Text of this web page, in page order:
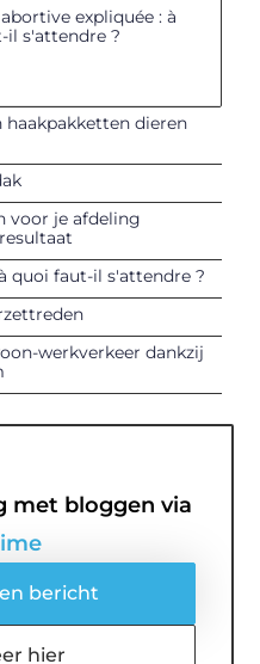
expliquée : à
il s'attendre ?
haakpakketten dieren
voor je afdeling
quoi faut-il s'attendre ?
werkverkeer dankzij
met bloggen via
bericht
hier